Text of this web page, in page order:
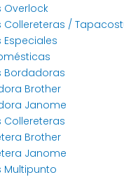
Overlock
Collereteras /
Bordadoras
Brother
Janome
Collereteras
Brother
Janome
Multipunto